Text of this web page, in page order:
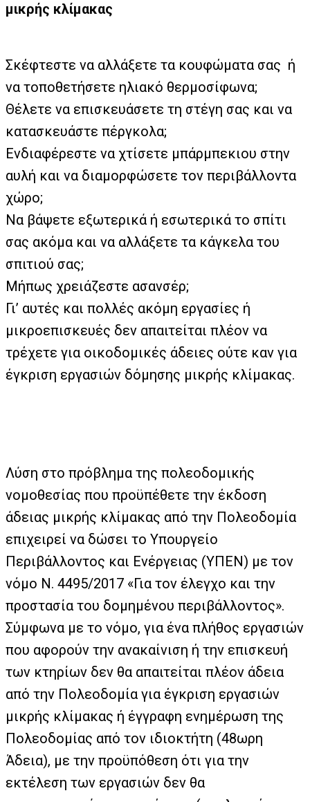
μικρής κλίμακας
Σκέφτεστε να αλλάξετε τα κουφώματα σας ή
να τοποθετήσετε ηλιακό θερμοσίφωνα;
Θέλετε να επισκευάσετε τη στέγη σας και να
κατασκευάστε πέργκολα;
Ενδιαφέρεστε να χτίσετε μπάρμπεκιου στην
αυλή και να διαμορφώσετε τον περιβάλλοντα
χώρο;
Να βάψετε εξωτερικά ή εσωτερικά το σπίτι
σας ακόμα και να αλλάξετε τα κάγκελα του
σπιτιού σας;
Μήπως χρειάζεστε ασανσέρ;
Γι’ αυτές και πολλές ακόμη εργασίες ή
μικροεπισκευές δεν απαιτείται πλέον να
τρέχετε για οικοδομικές άδειες ούτε καν για
έγκριση εργασιών δόμησης μικρής κλίμακας.
Λύση στο πρόβλημα της πολεοδομικής
νομοθεσίας που προϋπέθετε την έκδοση
άδειας μικρής κλίμακας από την Πολεοδομία
επιχειρεί να δώσει το Υπουργείο
Περιβάλλοντος και Ενέργειας (ΥΠΕΝ) με τον
νόμο Ν. 4495/2017 «Για τον έλεγχο και την
προστασία του δομημένου περιβάλλοντος».
Σύμφωνα με το νόμο, για ένα πλήθος εργασιών
που αφορούν την ανακαίνιση ή την επισκευή
των κτηρίων δεν θα απαιτείται πλέον άδεια
από την Πολεοδομία για έγκριση εργασιών
μικρής κλίμακας ή έγγραφη ενημέρωση της
Πολεοδομίας από τον ιδιοκτήτη (48ωρη
Άδεια), με την προϋπόθεση ότι για την
εκτέλεση των εργασιών δεν θα